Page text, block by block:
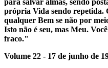
para salvar almas, sendo
própria Vida sendo repetida.
qualquer Bem se não por
Isto não é seu, mas Meu.
fraco."
Volume 22 - 17 de junho de